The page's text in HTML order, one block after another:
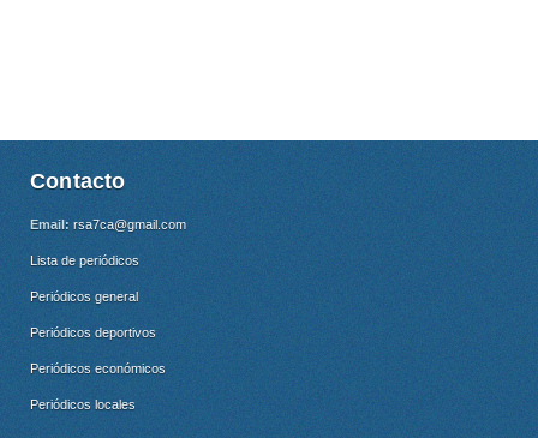
Contacto
Email: rsa7ca@gmail.com
Lista de periódicos
Periódicos general
Periódicos deportivos
Periódicos económicos
Periódicos locales